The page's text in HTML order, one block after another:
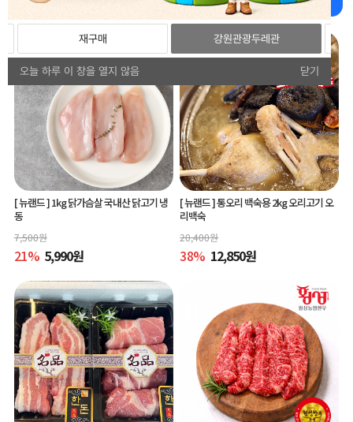
재구매 강원관광두레관
오늘 하루 이 창을 열지 않음 닫기
[ 뉴랜드 ]1kg 닭가슴살 국내산 닭고기 냉
동
7,500원
21% 5,990원
[ 뉴랜드 ]통오리 백숙용 2kg 오리고기 오
리백숙
20,400원
38% 12,850원